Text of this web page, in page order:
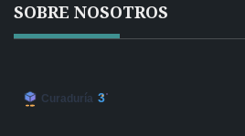
SOBRE NOSOTROS